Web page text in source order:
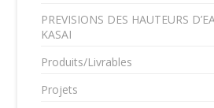
PREVISIONS DES HAUTEURS
KASAI
Produits/Livrables
Projets